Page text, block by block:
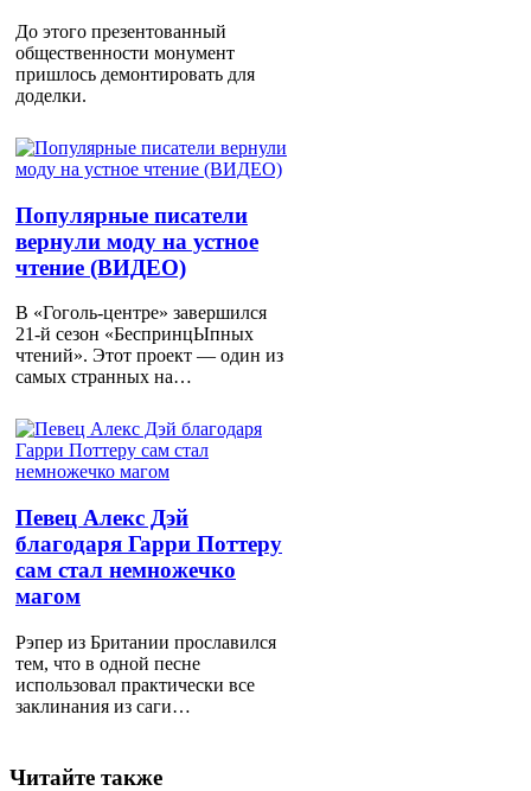
До этого презентованный
общественности монумент
пришлось демонтировать для
доделки.
Популярные писатели
вернули моду на устное
чтение (ВИДЕО)
В «Гоголь-центре» завершился
21-й сезон «БеспринцЫпных
чтений». Этот проект — один из
самых странных на…
Певец Алекс Дэй
благодаря Гарри Поттеру
сам стал немножечко
магом
Рэпер из Британии прославился
тем, что в одной песне
использовал практически все
заклинания из саги…
Читайте также